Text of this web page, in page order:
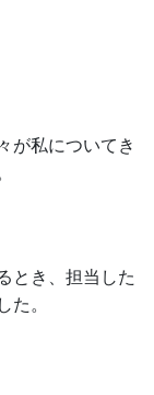
が私についてき
とき、担当した
た。